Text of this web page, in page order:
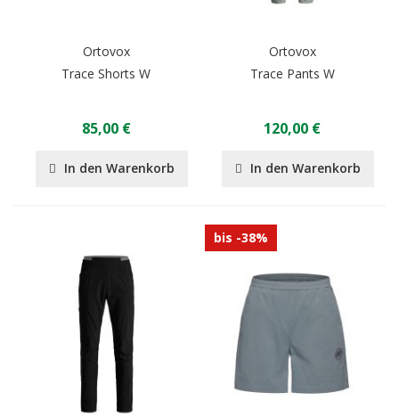
Ortovox
Trace Shorts W
85,00 €
In den Warenkorb
Ortovox
Trace Pants W
120,00 €
In den Warenkorb
bis -38%